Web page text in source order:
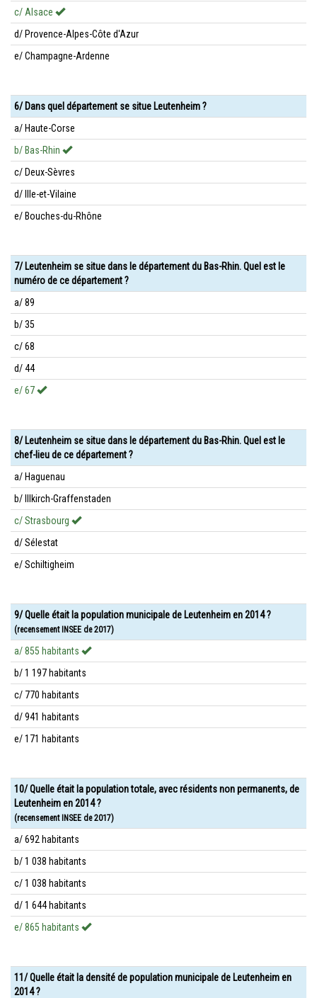
c/ Alsace
d/ Provence-Alpes-Côte d'Azur
e/ Champagne-Ardenne
6/ Dans quel département se situe Leutenheim ?
a/ Haute-Corse
b/ Bas-Rhin
c/ Deux-Sèvres
d/ Ille-et-Vilaine
e/ Bouches-du-Rhône
7/ Leutenheim se situe dans le département du Bas-Rhin. Quel est le
numéro de ce département ?
a/ 89
b/ 35
c/ 68
d/ 44
e/ 67
8/ Leutenheim se situe dans le département du Bas-Rhin. Quel est le
chef-lieu de ce département ?
a/ Haguenau
b/ Illkirch-Graffenstaden
c/ Strasbourg
d/ Sélestat
e/ Schiltigheim
9/ Quelle était la population municipale de Leutenheim en 2014 ?
(recensement INSEE de 2017)
a/ 855 habitants
b/ 1 197 habitants
c/ 770 habitants
d/ 941 habitants
e/ 171 habitants
10/ Quelle était la population totale, avec résidents non permanents, de
Leutenheim en 2014 ?
(recensement INSEE de 2017)
a/ 692 habitants
b/ 1 038 habitants
c/ 1 038 habitants
d/ 1 644 habitants
e/ 865 habitants
11/ Quelle était la densité de population municipale de Leutenheim en
2014 ?